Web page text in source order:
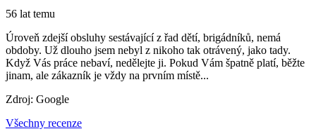
56 lat temu
Úroveň zdejší obsluhy sestávající z řad dětí, brigádníků, nemá
obdoby. Už dlouho jsem nebyl z nikoho tak otrávený, jako tady.
Když Vás práce nebaví, nedělejte ji. Pokud Vám špatně platí, běžte
jinam, ale zákazník je vždy na prvním místě...
Zdroj: Google
Všechny recenze